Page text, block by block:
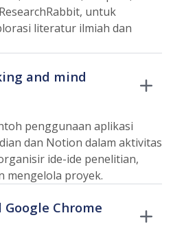
untuk
literatur ilmiah dan
and mind
penggunaan aplikasi
dan Notion dalam aktivitas
ide-ide penelitian,
mengelola proyek.
Google Chrome